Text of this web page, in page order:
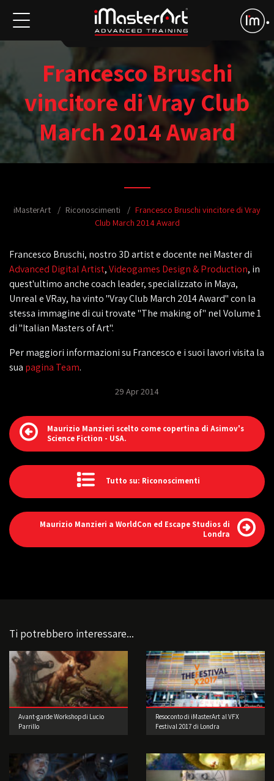
Francesco Bruschi
vincitore di Vray Club
March 2014 Award
iMasterArt Riconoscimenti
Francesco Bruschi vincitore di Vray
Club March 2014 Award
Francesco Bruschi, nostro 3D artist e docente nei Master di
Advanced Digital Artist,Videogames Design & Production, in
quest'ultimo anche coach leader, specializzato in Maya,
Unreal e VRay, ha vinto "Vray Club March 2014 Award" con la
stessa immagine di cui trovate "The making of" nel Volume 1
di "Italian Masters of Art".
Per maggiori informazioni su Francesco e i suoi lavori visita la
sua pagina Team.
29 Apr 2014
Maurizio Manzieri scelto come copertina di Asimov's
Science Fiction - USA.
Tutto su: Riconoscimenti
Maurizio Manzieri a WorldCon ed Escape Studios di
Londra
Ti potrebbero interessare...
Avant-garde Workshop di Lucio
Parrillo
Resoconto di iMasterArt al VFX
Festival 2017 di Londra